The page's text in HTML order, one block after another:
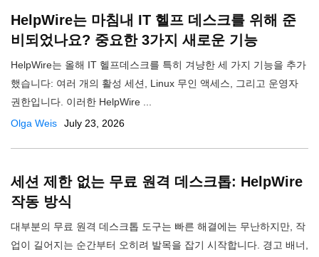
HelpWire는 마침내 IT 헬프 데스크를 위해 준
비되었나요? 중요한 3가지 새로운 기능
HelpWire는 올해 IT 헬프데스크를 특히 겨냥한 세 가지 기능을 추가
했습니다: 여러 개의 활성 세션, Linux 무인 액세스, 그리고 운영자
권한입니다. 이러한 HelpWire ...
Olga Weis
July 23, 2026
세션 제한 없는 무료 원격 데스크톱: HelpWire
작동 방식
​대부분의 무료 원격 데스크톱 도구는 빠른 해결에는 무난하지만, 작
업이 길어지는 순간부터 오히려 발목을 잡기 시작합니다. 경고 배너,